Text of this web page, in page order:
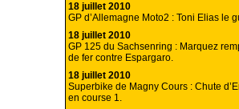
18 juillet 2010
GP d’Allemagne Moto2 : Toni Elias le
18 juillet 2010
GP 125 du Sachsenring : Marquez
de fer contre Espargaro.
18 juillet 2010
Superbike de Magny Cours : Chute
en course 1.